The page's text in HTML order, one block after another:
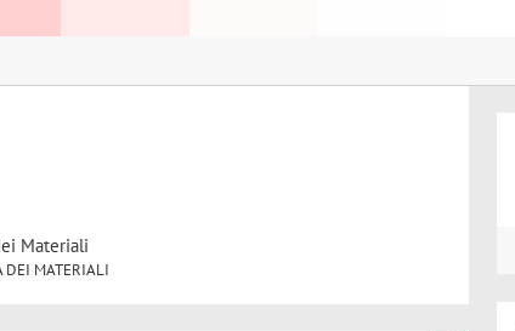
Materiali
MATERIALI